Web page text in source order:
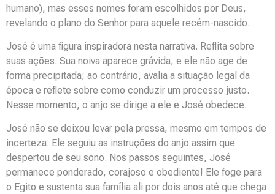
humano), mas esses nomes foram escolhidos por Deus,
revelando o plano do Senhor para aquele recém-nascido.
José é uma figura inspiradora nesta narrativa. Reflita sobre
suas ações. Sua noiva aparece grávida, e ele não age de
forma precipitada; ao contrário, avalia a situação legal da
época e reflete sobre como conduzir um processo justo.
Nesse momento, o anjo se dirige a ele e José obedece.
José não se deixou levar pela pressa, mesmo em tempos de
incerteza. Ele seguiu as instruções do anjo assim que
despertou de seu sono. Nos passos seguintes, José
permanece ponderado, corajoso e obediente! Ele foge para
o Egito e sustenta sua família ali por dois anos até que chega